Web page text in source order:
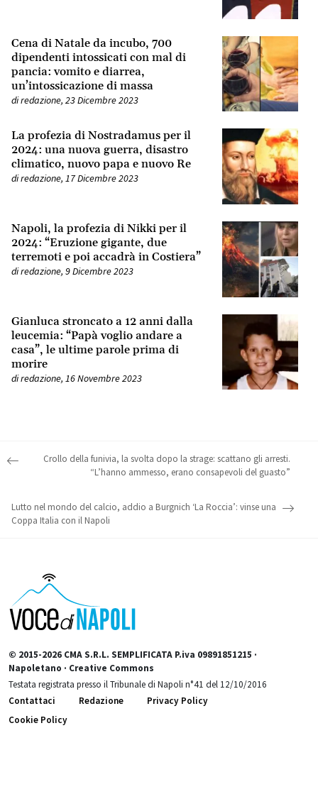
Cena di Natale da incubo, 700
dipendenti intossicati con mal di
pancia: vomito e diarrea,
un’intossicazione di massa
diredazione, 23 Dicembre 2023
La profezia di Nostradamus per il
2024: una nuova guerra, disastro
climatico, nuovo papa e nuovo Re
diredazione, 17 Dicembre 2023
Napoli, la profezia di Nikki per il
2024: “Eruzione gigante, due
terremoti e poi accadrà in Costiera”
diredazione, 9 Dicembre 2023
Gianluca stroncato a 12 anni dalla
leucemia: “Papà voglio andare a
casa”, le ultime parole prima di
morire
diredazione, 16 Novembre 2023
Post navigation
Crollo della funivia, la svolta dopo la strage: scattano gli arresti.
“L’hanno ammesso, erano consapevoli del guasto”
Lutto nel mondo del calcio, addio a Burgnich ‘La Roccia’: vinse una
Coppa Italia con il Napoli
© 2015-2026 CMA S.R.L. SEMPLIFICATA P.iva 09891851215 ·
Napoletano · Creative Commons
Testata registrata presso il Tribunale di Napoli n°41 del 12/10/2016
Contattaci
Redazione
Privacy Policy
Cookie Policy